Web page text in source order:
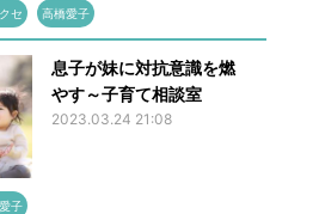
セ 高橋愛子
息子が妹に対抗意識を燃
やす～子育て相談室
2023.03.24 21:08
子